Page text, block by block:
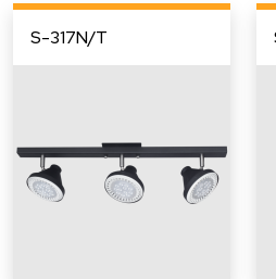
S-317N/T